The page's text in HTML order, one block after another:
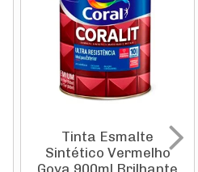
Tinta Esmalte
Sintético Vermelho